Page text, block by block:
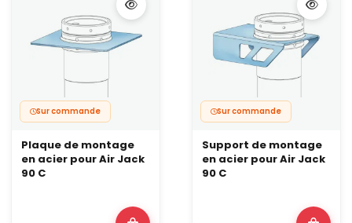
Sur commande
Plaque de montage
en acier pour Air Jack
90 C
Sur commande
Support de montage
en acier pour Air Jack
90 C